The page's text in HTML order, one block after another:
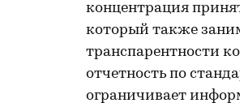
концентрация
который также
транспарентности
отчетность по
ограничивает